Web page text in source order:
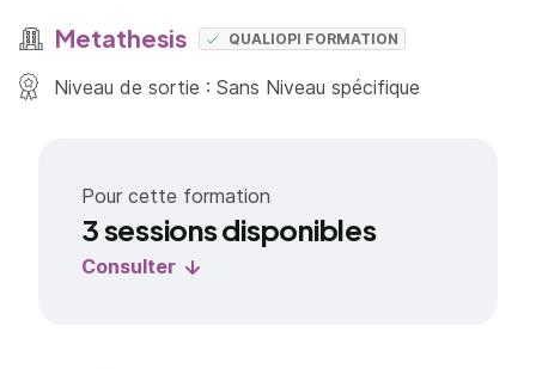
Metathesis QUALIOPI FORMATION
Niveau de sortie : Sans Niveau spécifique
Pour cette formation
3 sessions disponibles
Consulter